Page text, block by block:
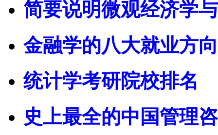
简要说明微观经济学
金融学的八大就业方
统计学考研院校排名
史上最全的中国管理